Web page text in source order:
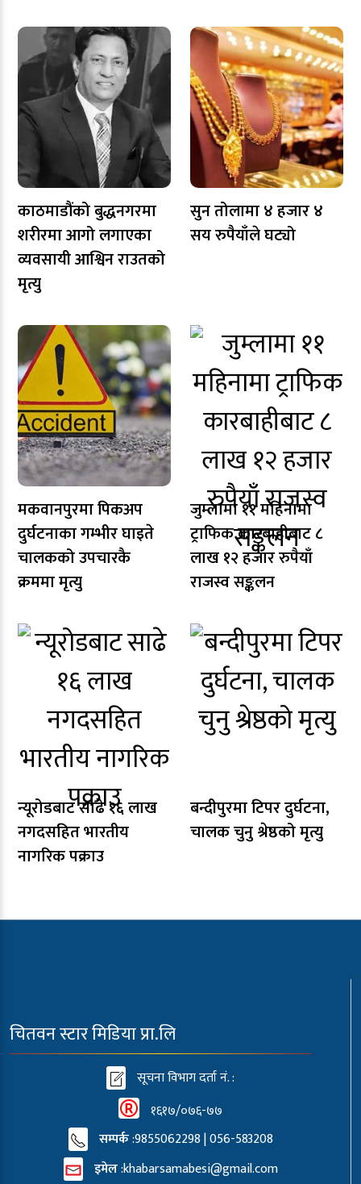
काठमाडौंको बुद्धनगरमा
शरीरमा आगो लगाएका
व्यवसायी आश्विन राउतको
मृत्यु
सुन तोलामा ४ हजार ४
सय रुपैयाँले घट्यो
मकवानपुरमा पिकअप
दुर्घटनाका गम्भीर घाइते
चालकको उपचारकै
क्रममा मृत्यु
जुम्लामा ११ महिनामा
ट्राफिक कारबाहीबाट ८
लाख १२ हजार रुपैयाँ
राजस्व सङ्कलन
न्यूरोडबाट साढे १६ लाख
नगदसहित भारतीय
नागरिक पक्राउ
बन्दीपुरमा टिपर दुर्घटना,
चालक चुनु श्रेष्ठको मृत्यु
चितवन स्टार मिडिया प्रा.लि
सूचना विभाग दर्ता नं. :
१६१७/०७६-७७
सम्पर्क:9855062298 | 056-583208
इमेल:khabarsamabesi@gmail.com